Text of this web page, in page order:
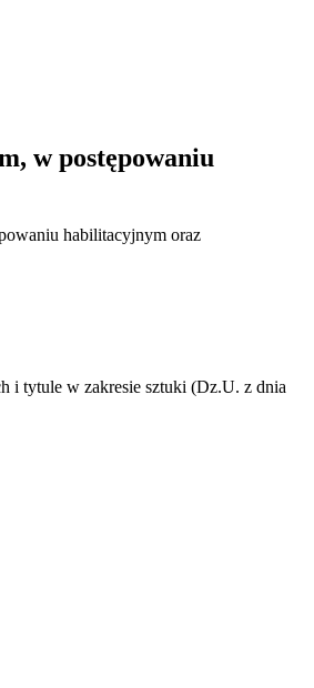
w postępowaniu
habilitacyjnym oraz
i tytule w zakresie sztuki (Dz.U. z dnia